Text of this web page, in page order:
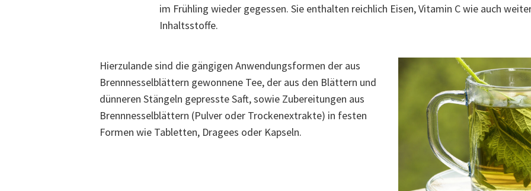
im Frühling wieder gegessen. Sie enthalten reichlich Eisen, Vitamin C wie auch
Inhaltsstoffe.
Hierzulande sind die gängigen Anwendungsformen der aus
Brennnesselblättern gewonnene Tee, der aus den Blättern und
dünneren Stängeln gepresste Saft, sowie Zubereitungen aus
Brennnesselblättern (Pulver oder Trockenextrakte) in festen
Formen wie Tabletten, Dragees oder Kapseln.